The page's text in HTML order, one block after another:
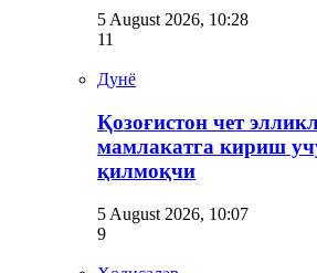
5 August 2026, 10:28
11
Дунё
Қозоғистон чет
мамлакатга кириш
қилмоқчи
5 August 2026, 10:07
9